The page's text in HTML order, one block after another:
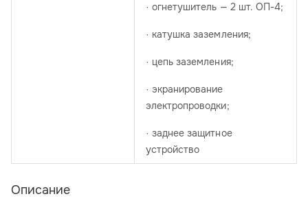
· огнетушитель — 2 шт. ОП-4;
· катушка заземления;
· цепь заземления;
· экранирование
электропроводки;
· заднее защитное
устройство
Описание